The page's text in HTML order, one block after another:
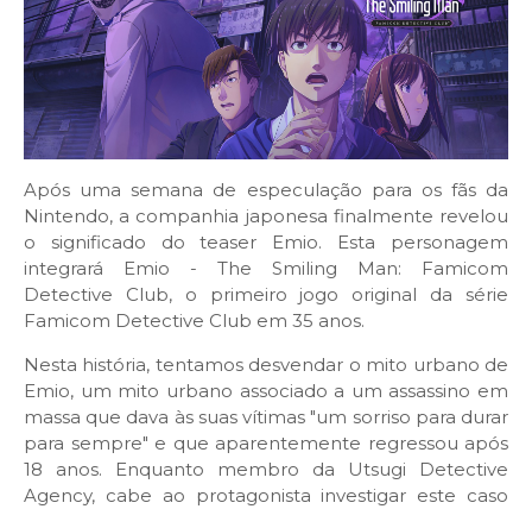
Após uma semana de especulação para os fãs da
Nintendo, a companhia japonesa finalmente revelou
o significado do teaser Emio. Esta personagem
integrará Emio - The Smiling Man: Famicom
Detective Club, o primeiro jogo original da série
Famicom Detective Club em 35 anos.
Nesta história, tentamos desvendar o mito urbano de
Emio, um mito urbano associado a um assassino em
massa que dava às suas vítimas "um sorriso para durar
para sempre" e que aparentemente regressou após
18 anos. Enquanto membro da Utsugi Detective
Agency, cabe ao protagonista investigar este caso